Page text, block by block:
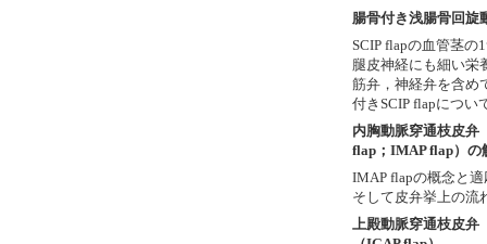
腸骨付き浅腸骨回旋
SCIP flapの血管茎の
腿皮神経にも細い栄
筋弁，神経弁を含め
付きSCIP flapについ
内胸動脈穿通枝皮
flap；IMAP flap）の
IMAP flapの概念と
そして皮弁挙上の流
上殿動脈穿通枝皮